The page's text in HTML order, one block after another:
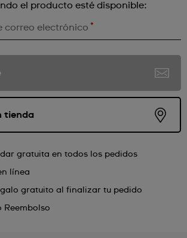
el producto esté disponible:
correo electrónico *
tienda
gratuita en todos los pedidos
línea
gratuito al finalizar tu pedido
Reembolso